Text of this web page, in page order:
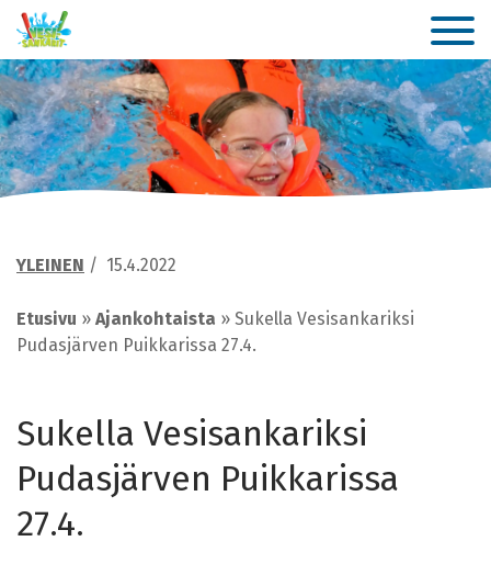
YLEINEN / 15.4.2022
Etusivu » Ajankohtaista » Sukella Vesisankariksi
Pudasjärven Puikkarissa 27.4.
Sukella Vesisankariksi
Pudasjärven Puikkarissa
27.4.